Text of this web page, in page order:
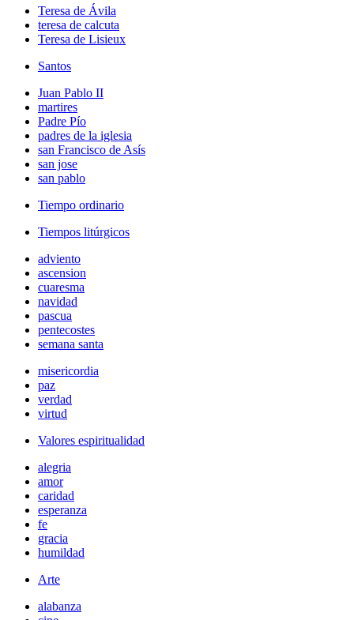
Teresa de Ávila
teresa de calcuta
Teresa de Lisieux
Santos
Juan Pablo II
martires
Padre Pío
padres de la iglesia
san Francisco de Asís
san jose
san pablo
Tiempo ordinario
Tiempos litúrgicos
adviento
ascension
cuaresma
navidad
pascua
pentecostes
semana santa
misericordia
paz
verdad
virtud
Valores espiritualidad
alegria
amor
caridad
esperanza
fe
gracia
humildad
Arte
alabanza